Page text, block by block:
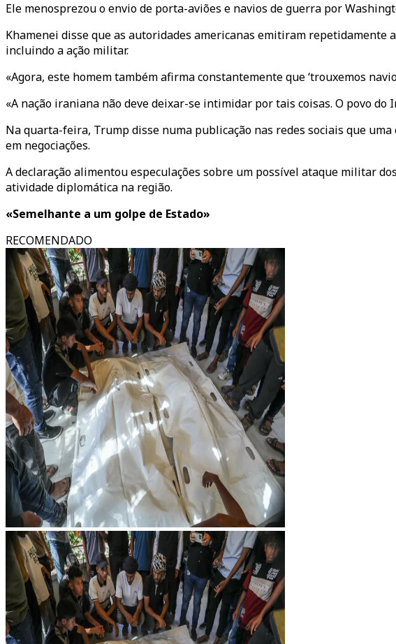
Ele menosprezou o envio de porta-aviões e navios de guerra por
Khamenei disse que as autoridades americanas emitiram repetidamente
incluindo a ação militar.
«Agora, este homem também afirma constantemente que ‘trouxemos
«A nação iraniana não deve deixar-se intimidar por tais coisas. O povo do
Na quarta-feira, Trump disse numa publicação nas redes sociais que
em negociações.
A declaração alimentou especulações sobre um possível ataque militar
atividade diplomática na região.
«Semelhante a um golpe de Estado»
RECOMENDADO